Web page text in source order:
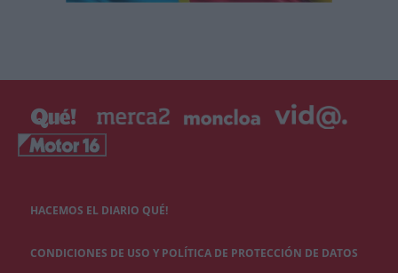
HACEMOS EL DIARIO QUÉ!
CONDICIONES DE USO Y POLÍTICA DE PROTECCIÓN DE DATOS